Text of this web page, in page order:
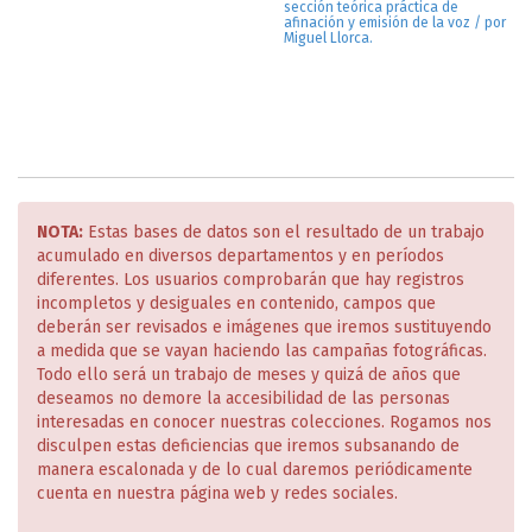
sección teórica práctica de
afinación y emisión de la voz / por
Miguel Llorca.
NOTA: Estas bases de datos son el resultado de un trabajo
acumulado en diversos departamentos y en períodos
diferentes. Los usuarios comprobarán que hay registros
incompletos y desiguales en contenido, campos que
deberán ser revisados e imágenes que iremos sustituyendo
a medida que se vayan haciendo las campañas fotográficas.
Todo ello será un trabajo de meses y quizá de años que
deseamos no demore la accesibilidad de las personas
interesadas en conocer nuestras colecciones. Rogamos nos
disculpen estas deficiencias que iremos subsanando de
manera escalonada y de lo cual daremos periódicamente
cuenta en nuestra página web y redes sociales.